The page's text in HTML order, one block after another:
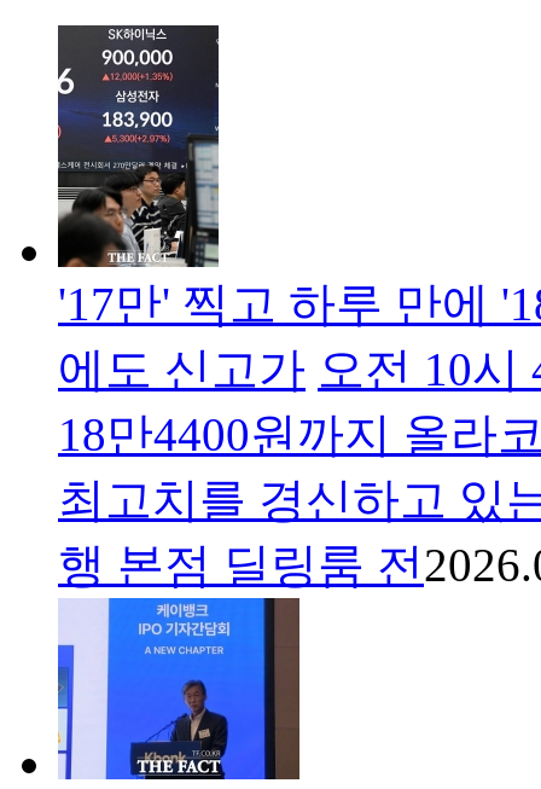
'17만' 찍고 하루 만에
에도 신고가 오전 10시
18만4400원까지 올라
최고치를 경신하고 있
행 본점 딜링룸 전